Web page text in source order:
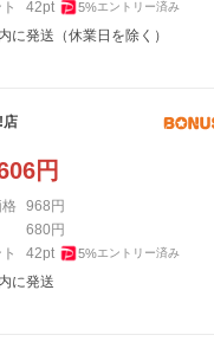
42pt 5%エントリー済み
に発送（休業日を除く）
店
円
968円
680円
42pt 5%エントリー済み
に発送